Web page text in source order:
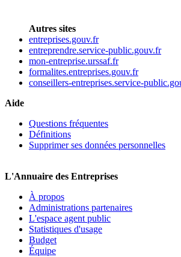
Autres sites
entreprises.gouv.fr
entreprendre.service-public.gouv.fr
mon-entreprise.urssaf.fr
formalites.entreprises.gouv.fr
conseillers-entreprises.service-
Aide
Questions fréquentes
Définitions
Supprimer ses données personnelles
L'Annuaire des Entreprises
À propos
Administrations partenaires
L'espace agent public
Statistiques d'usage
Budget
Équipe